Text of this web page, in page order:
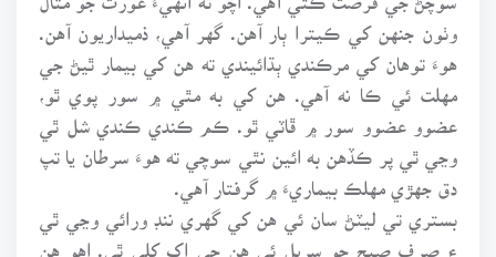
وٺون جنهن کي ڪيترا ٻار آهن. گهر آهي، ذميداريون آهن.
هوءَ توهان کي مرڪندي ٻڌائيندي ته هن کي بيمار ٿيڻ جي
مهلت ئي ڪا نه آهي. هن کي به مٿي ۾ سور پوي ٿو،
عضوو عضوو سور ۾ ڦاٽي ٿو. ڪم ڪندي ڪندي شل ٿي
وڃي ٿي پر ڪڏهن به ائين نٿي سوچي ته هوءَ سرطان يا تپ
دق جهڙي مهلڪ بيماريءَ ۾ گرفتار آهي.
بستري تي ليٽڻ سان ئي هن کي گهري ننڊ ورائي وڃي ٿي
۽ صرف صبح جو سريل ئي هن جي اک کلي ٿي. اهو هن